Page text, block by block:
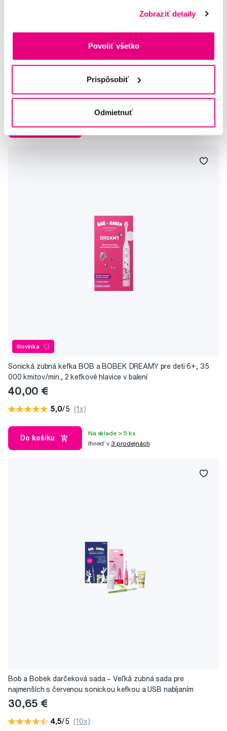
Zobraziť detaily
Povoliť všetko
Prispôsobiť
Odmietnuť
5,0/5 (79x)
Do košíku
Novinka
Sonická zubná kefka BOB a BOBEK DREAMY pre deti 6+, 35
000 kmitov/min., 2 kefkové hlavice v balení
40,00 €
5,0/5 (1x)
Do košíku
Na sklade > 5 ks
Ihneď v 3 prodejnách
Bob a Bobek darčeková sada – Veľká zubná sada pre
najmenších s červenou sonickou kefkou a USB nabíjaním
30,65 €
4,5/5 (10x)